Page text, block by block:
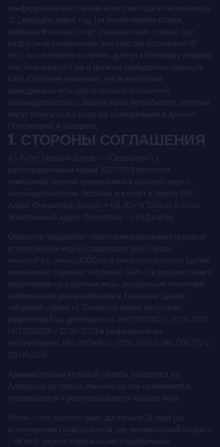
конфиденциальности или если вам еще не исполнился
21 (двадцать один) год, ​​(за исключением ставок,
включая Фэнтези-Спорт (подкатегория ставок), где
возрастное ограничение для участия составляет 18
лет), вы не можете получить доступ к Игровому сервису
или пользоваться им и должны немедленно покинуть
сайт. Обратите внимание, что в некоторых
юрисдикциях есть обязательные положения
законодательства о защите прав потребителя, которые
могут относиться к услугам, оговоренным в данных
Положениях и условиях.
1. СТОРОНЫ СОГЛАШЕНИЯ
AS Pafer (здесь и далее — «Оператор») с
регистрационным кодом 10017059 является
компанией, зарегистрированной в соответствии с
законодательством Эстонии, и входит в группу PAF.
Адрес Оператора: Staapli 4-68, 10415 Tallinn, Estonia.
Электронный адрес Оператора – info@paf.ее
Оператор предлагает персонализированные игровые
услуги онлайн-игр на следующих веб-сайтах:
www.paf.ee, www.x3000.ee и www.speedybet.ee (далее
именуемые отдельно «Игровой сайт») в соответствии с
лицензиями на азартные игры, выданными Налогово-
таможенным департаментом в Таллинне (далее
«Игровой сервис»). Оператор имеет несколько
разрешений на деятельность: HKT000002 с 20.01.2010,
HKT000005 с 01.04.2010 и разрешения на
эксплуатацию: HKL000490 с 17.04.2025 и HKL000272 с
09.05.2018.
Администрация Игровой службы находится на
Аландских островах. Именно на там принимается,
утверждается и реализовывается каждая игра.
Игрок — это частное лицо, достигшее 21 года (за
исключением спортпрогноза, где минимальный возраст
– 18 лет), зарегистрированное и одобренное